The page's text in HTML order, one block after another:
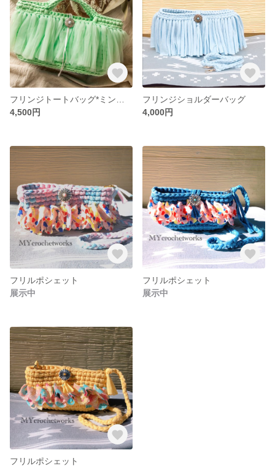
4,500円
フリンジショルダーバッグ
4,000円
フリルポシェット
展示中
フリルポシェット
展示中
フリルポシェット